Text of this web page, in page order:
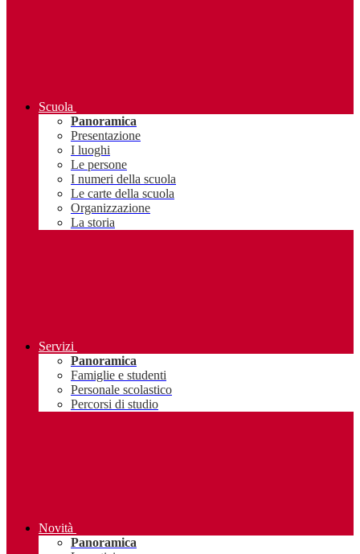
Scuola
Panoramica
Presentazione
I luoghi
Le persone
I numeri della scuola
Le carte della scuola
Organizzazione
La storia
Servizi
Panoramica
Famiglie e studenti
Personale scolastico
Percorsi di studio
Novità
Panoramica